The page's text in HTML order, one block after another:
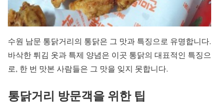
수원 남문 통닭거리의 통닭은 그 맛과 특징으로 유명합니다.
바삭한 튀김 옷과 특제 양념은 이곳 통닭의 대표적인 특징으
로, 한 번 맛본 사람들은 그 맛을 잊지 못합니다.
통닭거리 방문객을 위한 팁